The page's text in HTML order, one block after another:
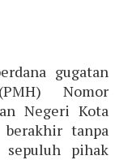
gugatan
Nomor
Negeri Kota
tanpa
sepuluh pihak